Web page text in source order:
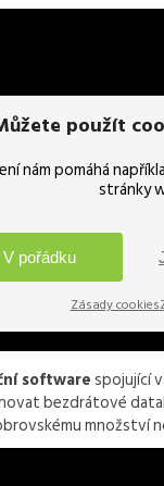
použít
nám pomáhá
stránky
V pořádku
Zásady cookies
softwarespojující
bezdrátové
množství